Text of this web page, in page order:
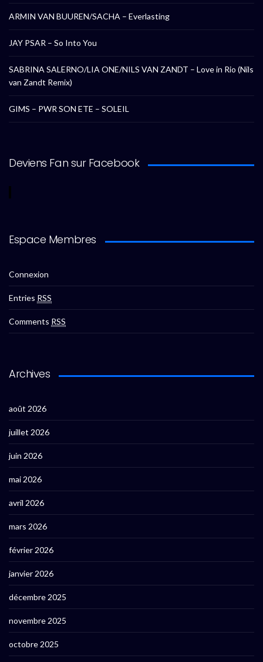
ARMIN VAN BUUREN/SACHA – Everlasting
JAY PSAR – So Into You
SABRINA SALERNO/LIA ONE/NILS VAN ZANDT – Love in Rio (Nils
van Zandt Remix)
GIMS – PWR SON ETE – SOLEIL
Deviens Fan sur Facebook
Espace Membres
Connexion
Entries RSS
Comments RSS
Archives
août 2026
juillet 2026
juin 2026
mai 2026
avril 2026
mars 2026
février 2026
janvier 2026
décembre 2025
novembre 2025
octobre 2025